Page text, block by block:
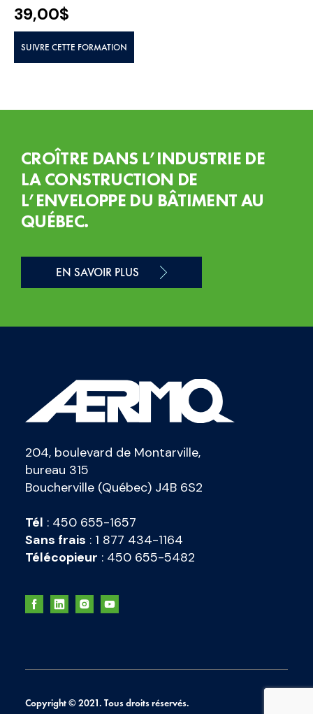
39,00$
SUIVRE CETTE FORMATION
CROÎTRE DANS L’INDUSTRIE DE
LA CONSTRUCTION DE
L’ENVELOPPE DU BÂTIMENT AU
QUÉBEC.
EN SAVOIR PLUS
204, boulevard de Montarville,
bureau 315
Boucherville (Québec) J4B 6S2
Tél : 450 655-1657
Sans frais : 1 877 434-1164
Télécopieur : 450 655-5482
Copyright © 2021. Tous droits réservés.